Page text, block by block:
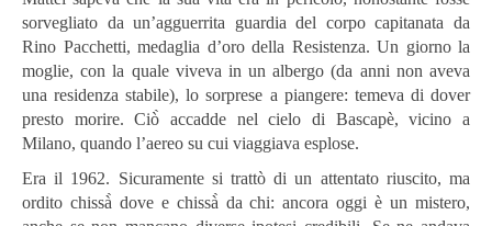
sorvegliato da un’agguerrita guardia del corpo capitanata da
Rino Pacchetti, medaglia d’oro della Resistenza. Un giorno la
moglie, con la quale viveva in un albergo (da anni non aveva
una residenza stabile), lo sorprese a piangere: temeva di dover
presto morire. Ciò̀ accadde nel cielo di Bascapè, vicino a
Milano, quando l’aereo su cui viaggiava esplose.
Era il 1962. Sicuramente si trattò di un attentato riuscito, ma
ordito chissà̀ dove e chissà̀ da chi: ancora oggi è un mistero,